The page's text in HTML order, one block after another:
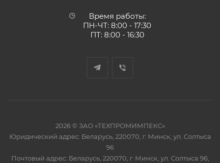
Время работы:
ПН-ЧТ: 8:00 - 17:30
ПТ: 8:00 - 16:30
2026 © ЗАО «ТЕХПРОМИМПЕКС»
Юридический адрес: Беларусь, 220070, г. Минск, ул. Солтыса
96
Почтовый адрес: Беларусь, 220070, г. Минск, ул. Солтыса 96,